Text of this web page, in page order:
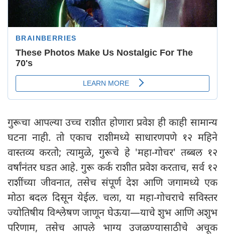
गुरूचा आपल्या उच्च राशीत होणारा प्रवेश ही काही सामान्य
घटना नाही. तो एकाच राशीमध्ये साधारणपणे १२ महिने
वास्तव्य करतो; त्यामुळे, गुरूचे हे 'महा-गोचर' तब्बल १२
वर्षांनंतर घडत आहे. गुरू कर्क राशीत प्रवेश करताच, सर्व १२
राशींच्या जीवनात, तसेच संपूर्ण देश आणि जगामध्ये एक
मोठा बदल दिसून येईल. चला, या महा-गोचराचे सविस्तर
ज्योतिषीय विश्लेषण जाणून घेऊया—याचे शुभ आणि अशुभ
परिणाम, तसेच आपले भाग्य उजळण्यासाठीचे अचूक